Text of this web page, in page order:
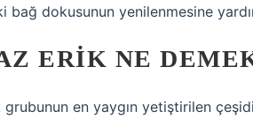
bağ dokusunun yenilenmesine
ERIK NE
grubunun en yaygın yetiştirilen